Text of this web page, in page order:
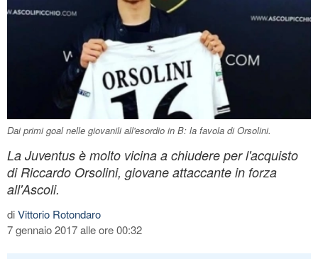
Dai primi goal nelle giovanili all'esordio in B: la favola di Orsolini.
La Juventus è molto vicina a chiudere per l'acquisto
di Riccardo Orsolini, giovane attaccante in forza
all'Ascoli.
diVittorio Rotondaro
7 gennaio 2017 alle ore 00:32